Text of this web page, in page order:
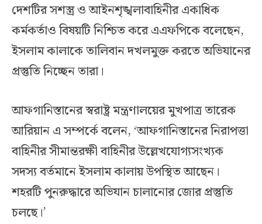
দেশটির সশস্ত্র ও আইনশৃঙ্খলাবাহিনীর একাধিক
কর্মকর্তাও বিষয়টি নিশ্চিত করে এএফপিকে বলেছেন,
ইসলাম কালাকে তালিবান দখলমুক্ত করতে অভিযানের
প্রস্তুতি নিচ্ছেন তারা।
আফগানিস্তানের স্বরাষ্ট্র মন্ত্রণালয়ের মুখপাত্র তারেক
আরিয়ান এ সম্পর্কে বলেন, ‘আফগানিস্তানের নিরাপত্তা
বাহিনীর সীমান্তরক্ষী বাহিনীর উল্লেখযোগ্যসংখ্যক
সদস্য বর্তমানে ইসলাম কালায় উপস্থিত আছেন।
শহরটি পুনরুদ্ধারে অভিযান চালানোর জোর প্রস্তুতি
চলছে।’